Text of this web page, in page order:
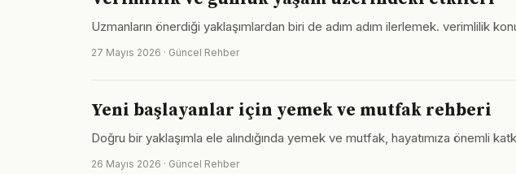
Uzmanların önerdiği yaklaşımlardan biri de adım adım ilerlemek. verimlilik
27 Mayıs 2026 · Güncel Rehber
Yeni başlayanlar için yemek ve mutfak rehberi
Doğru bir yaklaşımla ele alındığında yemek ve mutfak, hayatımıza önemli
26 Mayıs 2026 · Güncel Rehber